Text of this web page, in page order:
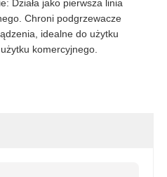
Działa jako pierwsza linia
Chroni podgrzewacze
idealne do użytku
komercyjnego.